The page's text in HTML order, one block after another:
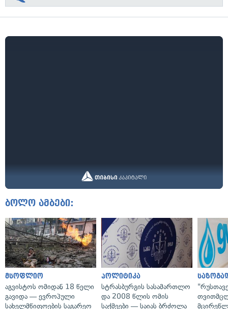
ბოლო ამბები:
მსოფლიო
აგვისტოს ომიდან 18 წელი
გავიდა — ევროპული
სახელმწიფოების საგარეო
პოლიტიკა
სტრასბურგის სასამართლო
და 2008 წლის ომის
საქმეები — საიას ბრძოლა